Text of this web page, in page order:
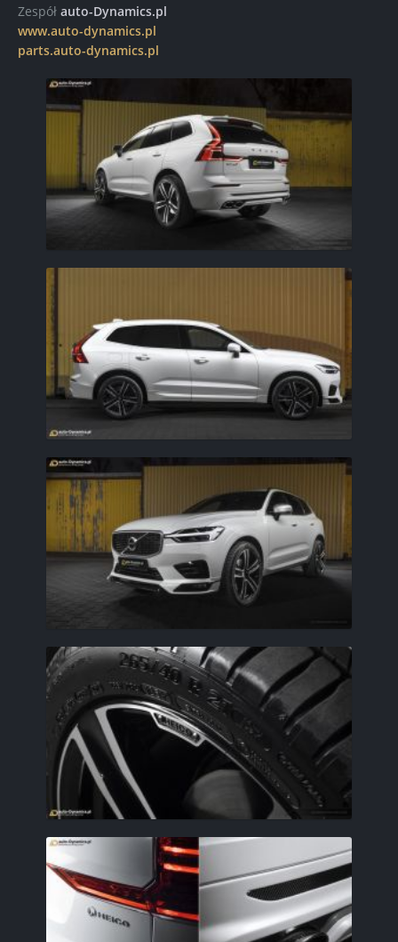
Zespół auto-Dynamics.pl
www.auto-dynamics.pl
parts.auto-dynamics.pl